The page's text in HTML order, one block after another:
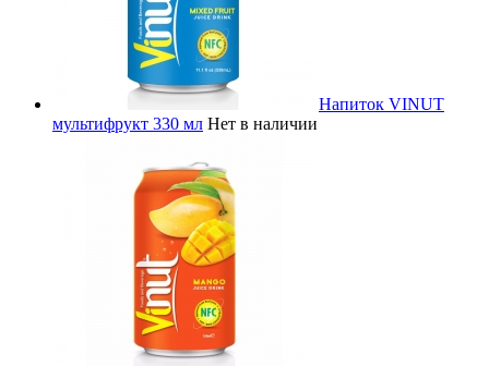
Напиток VINUT
мультифрукт 330 мл Нет в наличии